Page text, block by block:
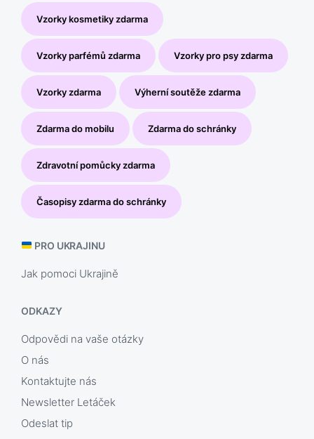
Vzorky kosmetiky zdarma
Vzorky parfémů zdarma Vzorky pro psy zdarma
Vzorky zdarma Výherní soutěže zdarma
Zdarma do mobilu Zdarma do schránky
Zdravotní pomůcky zdarma
Časopisy zdarma do schránky
PRO UKRAJINU
Jak pomoci Ukrajině
ODKAZY
Odpovědi na vaše otázky
O nás
Kontaktujte nás
Newsletter Letáček
Odeslat tip